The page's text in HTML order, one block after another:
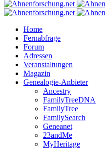
Home
Fernabfrage
Forum
Adressen
Veranstaltungen
Magazin
Genealogie-Anbieter
Ancestry
FamilyTreeDNA
FamilyTree
FamilySearch
Geneanet
23andMe
MyHeritage